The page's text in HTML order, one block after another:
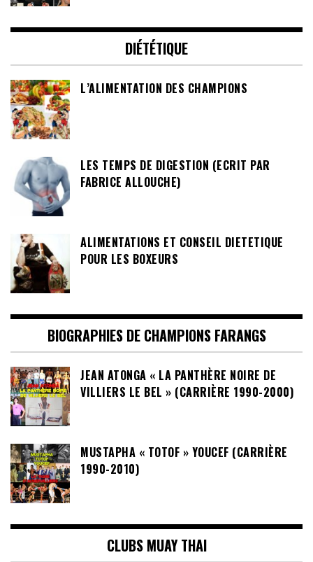
DIÉTÉTIQUE
L’ALIMENTATION DES CHAMPIONS
LES TEMPS DE DIGESTION (ECRIT PAR
FABRICE ALLOUCHE)
ALIMENTATIONS ET CONSEIL DIETETIQUE
POUR LES BOXEURS
BIOGRAPHIES DE CHAMPIONS FARANGS
JEAN ATONGA « LA PANTHÈRE NOIRE DE
VILLIERS LE BEL » (CARRIÈRE 1990-2000)
MUSTAPHA « TOTOF » YOUCEF (CARRIÈRE
1990-2010)
CLUBS MUAY THAI